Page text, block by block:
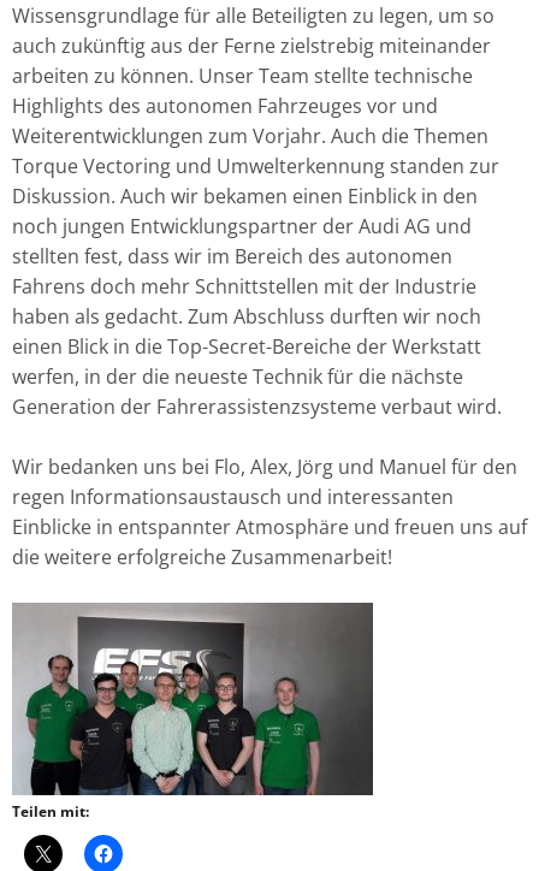
Wissensgrundlage für alle Beteiligten zu legen, um so
auch zukünftig aus der Ferne zielstrebig miteinander
arbeiten zu können. Unser Team stellte technische
Highlights des autonomen Fahrzeuges vor und
Weiterentwicklungen zum Vorjahr. Auch die Themen
Torque Vectoring und Umwelterkennung standen zur
Diskussion. Auch wir bekamen einen Einblick in den
noch jungen Entwicklungspartner der Audi AG und
stellten fest, dass wir im Bereich des autonomen
Fahrens doch mehr Schnittstellen mit der Industrie
haben als gedacht. Zum Abschluss durften wir noch
einen Blick in die Top-Secret-Bereiche der Werkstatt
werfen, in der die neueste Technik für die nächste
Generation der Fahrerassistenzsysteme verbaut wird.
Wir bedanken uns bei Flo, Alex, Jörg und Manuel für den
regen Informationsaustausch und interessanten
Einblicke in entspannter Atmosphäre und freuen uns auf
die weitere erfolgreiche Zusammenarbeit!
Teilen mit: